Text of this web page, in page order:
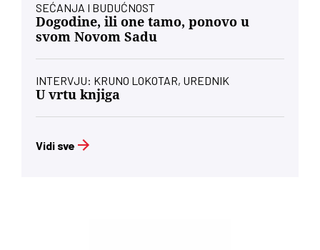
SEĆANJA I BUDUĆNOST
Dogodine, ili one tamo, ponovo u
svom Novom Sadu
INTERVJU: KRUNO LOKOTAR, UREDNIK
U vrtu knjiga
Vidi sve